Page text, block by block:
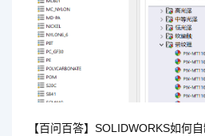
【百问百答】SOLIDWORKS如何